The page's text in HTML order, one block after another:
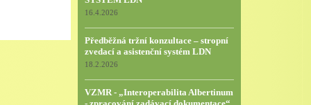
16.4.2026
Předběžná tržní konzultace – stropní
zvedací a asistenční systém LDN
18.2.2026
VZMR - „Interoperabilita Albertinum